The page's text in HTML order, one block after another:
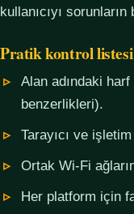
kullanıcıyı
Pratik kontrol listesi
Alan adındaki
benzerlikleri).
Tarayıcı ve
Ortak Wi-Fi
Her platform için